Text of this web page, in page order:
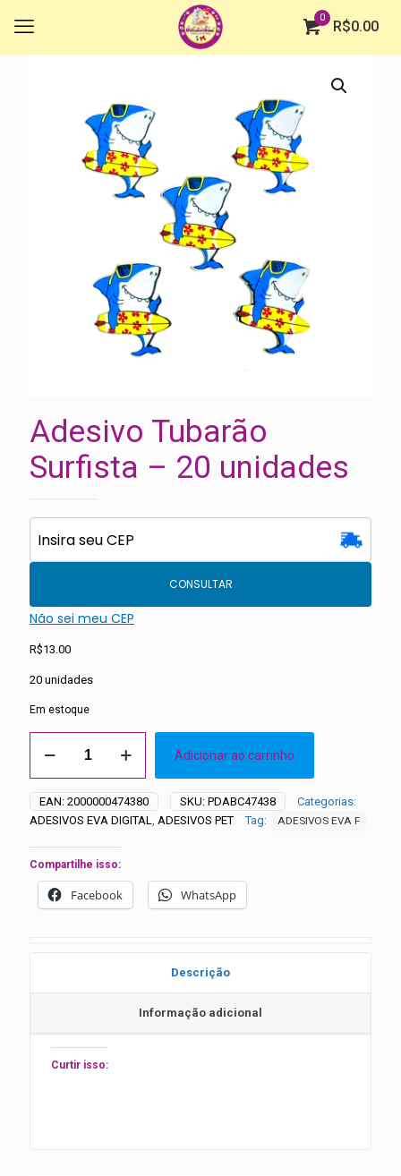
0
R$0.00
Adesivo Tubarão
Surfista – 20 unidades
CONSULTAR
Não sei meu CEP
R$13.00
20 unidades
Em estoque
Tubarão
-
20
unidades
Adicionar ao carrinho
EAN: 2000000474380 SKU: PDABC47438
Categorias:
ADESIVOS EVA DIGITAL, ADESIVOS PET Tag: ADESIVOS EVA F
Compartilhe isso:
Facebook WhatsApp
Descrição
Informação adicional
Curtir isso: